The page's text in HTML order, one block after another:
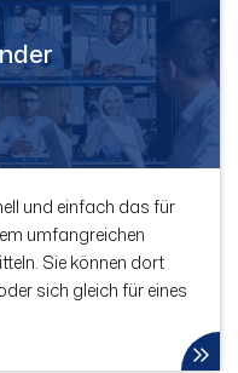
und einfach das für
umfangreichen
Sie können dort
sich gleich für eines